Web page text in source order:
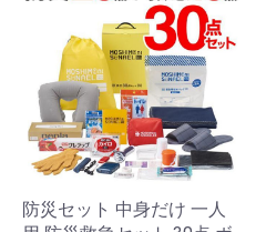
防災セット 中身だけ 一人